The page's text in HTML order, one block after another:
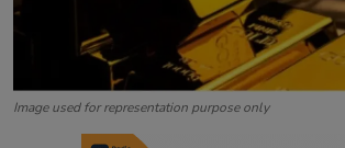
Image used for representation purpose only